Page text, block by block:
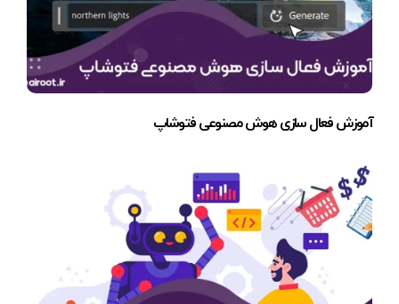
آموزش فعال سازی هوش مصنوعی فتوشاپ